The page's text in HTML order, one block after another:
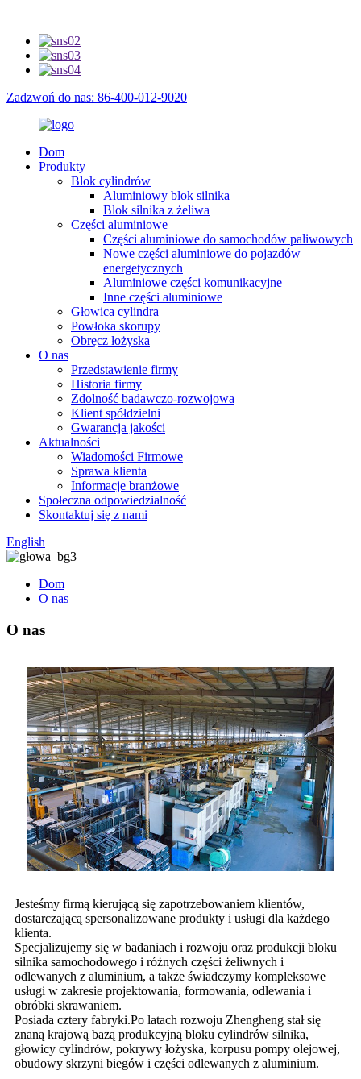
Zadzwoń do nas: 86-400-012-9020
Dom
Produkty
Blok cylindrów
Aluminiowy blok silnika
Blok silnika z żeliwa
Części aluminiowe
Części aluminiowe do samochodów paliwowych
Nowe części aluminiowe do pojazdów
energetycznych
Aluminiowe części komunikacyjne
Inne części aluminiowe
Głowica cylindra
Powłoka skorupy
Obręcz łożyska
O nas
Przedstawienie firmy
Historia firmy
Zdolność badawczo-rozwojowa
Klient spółdzielni
Gwarancja jakości
Aktualności
Wiadomości Firmowe
Sprawa klienta
Informacje branżowe
Społeczna odpowiedzialność
Skontaktuj się z nami
English
Dom
O nas
O nas
Jesteśmy firmą kierującą się zapotrzebowaniem klientów,
dostarczającą spersonalizowane produkty i usługi dla każdego
klienta.
Specjalizujemy się w badaniach i rozwoju oraz produkcji bloku
silnika samochodowego i różnych części żeliwnych i
odlewanych z aluminium, a także świadczymy kompleksowe
usługi w zakresie projektowania, formowania, odlewania i
obróbki skrawaniem.
Posiada cztery fabryki.Po latach rozwoju Zhengheng stał się
znaną krajową bazą produkcyjną bloku cylindrów silnika,
głowicy cylindrów, pokrywy łożyska, korpusu pompy olejowej,
obudowy skrzyni biegów i części odlewanych z aluminium.